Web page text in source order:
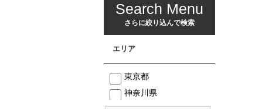
Search Menu
さらに絞り込んで検索
エリア
東京都
神奈川県